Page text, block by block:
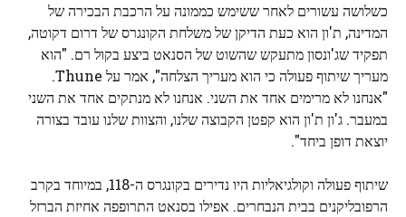
כשלושה עשורים לאחר ששימש כממונה על הרכבת הבכירה של
המדינה, ת'ון הוא כעת הדיקן של משלחת הקונגרס של דרום דקוטה,
תפקיד שג'ונסון מתעקש שהשוט של הסנאט ביצע בקול רם. "הוא
מעריך שיתוף פעולה כי הוא מעריך הצלחה", אמר על Thune.
"אנחנו לא מרימים אחד את השני. אנחנו לא מנתקים אחד את השני
במעבר. ג'ון ת'ון הוא קפטן הקבוצה שלנו, והצוות שלנו עובד בצורה
יוצאת דופן ביחד".
שיתוף פעולה וקולגיאליות היו נדירים בקונגרס ה-118, במיוחד בקרב
הרפובליקנים בבית הנבחרים. אפילו בסנאט התרופפה אחיזת הברזל